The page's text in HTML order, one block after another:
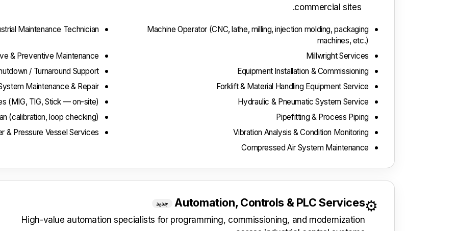
commercial sites.
Machine Operator (CNC, lathe, milling, injection molding, packaging
machines, etc.)
Maintenance Technician
Millwright Services
& Preventive Maintenance
Equipment Installation & Commissioning
/ Turnaround Support
Forklift & Material Handling Equipment Service
Maintenance & Repair
Hydraulic & Pneumatic System Service
(MIG, TIG, Stick — on-site)
Pipefitting & Process Piping
(calibration, loop checking)
Vibration Analysis & Condition Monitoring
& Pressure Vessel Services
Compressed Air System Maintenance
⚙️
Automation, Controls & PLC Services جديد
High-value automation specialists for programming, commissioning, and modernization